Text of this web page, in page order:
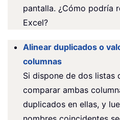
pantalla. ¿Cómo podría
Excel?
Alinear duplicados o
columnas
Si dispone de dos listas
comparar ambas
duplicados en ellas, y